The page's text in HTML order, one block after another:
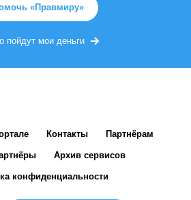
«Правмиру»
пойдут мои деньги
Контакты Партнёрам
Архив сервисов
конфиденциальности